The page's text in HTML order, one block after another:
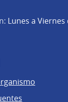
Lunes a Viernes